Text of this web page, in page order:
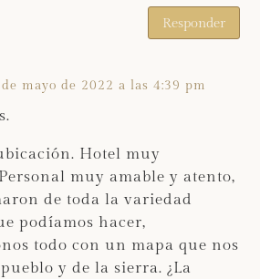
Responder
mayo de 2022 a las 4:39 pm
Hotel muy
muy amable y atento,
de toda la variedad
podíamos hacer,
todo con un mapa que nos
y de la sierra. ¿La